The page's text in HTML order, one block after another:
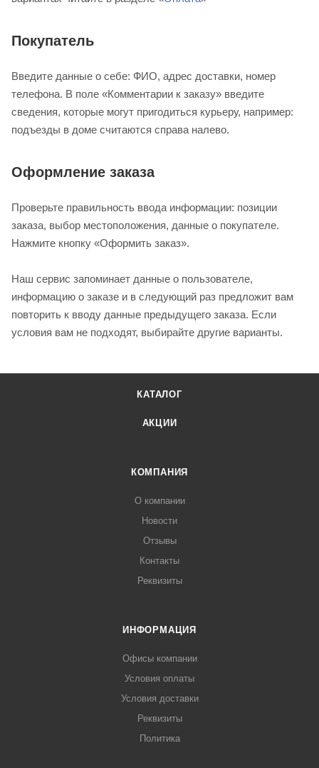
Покупатель
Введите данные о себе: ФИО, адрес доставки, номер
телефона. В поле «Комментарии к заказу» введите
сведения, которые могут пригодиться курьеру, например:
подъезды в доме считаются справа налево.
Оформление заказа
Проверьте правильность ввода информации: позиции
заказа, выбор местоположения, данные о покупателе.
Нажмите кнопку «Оформить заказ».
Наш сервис запоминает данные о пользователе,
информацию о заказе и в следующий раз предложит вам
повторить к вводу данные предыдущего заказа. Если
условия вам не подходят, выбирайте другие варианты.
КАТАЛОГ
АКЦИИ
КОМПАНИЯ
О компании
Новости
Отзывы
Контакты
Реквизиты
ИНФОРМАЦИЯ
Офисы компании
Условия оплаты
Условия доставки
Реквизиты
Политика